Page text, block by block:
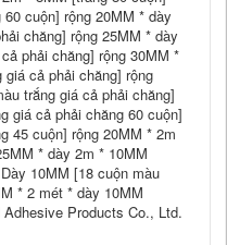
cuộn] rộng 20MM * dày
chăng] rộng 25MM * dày
phải chăng] rộng 30MM *
cả phải chăng] rộng
trắng giá cả phải chăng]
giá cả phải chăng 60 cuộn]
45 cuộn] rộng 20MM * 2m
* dày 2m * 10MM
10MM [18 cuộn màu
* 2 mét * dày 10MM
Products Co., Ltd.